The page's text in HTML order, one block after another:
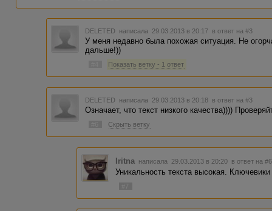
DELETED написала 29.03.2013 в 20:17 в ответ на #3
У меня недавно была похожая ситуация. Не
дальше!))
Показать ветку - 1 ответ
DELETED написала 29.03.2013 в 20:18 в ответ на #3
Означает, что текст низкого качества))))
Скрыть ветку
Iritna написала 29.03.2013 в 20:20 в ответ на #6
Уникальность текста высокая.